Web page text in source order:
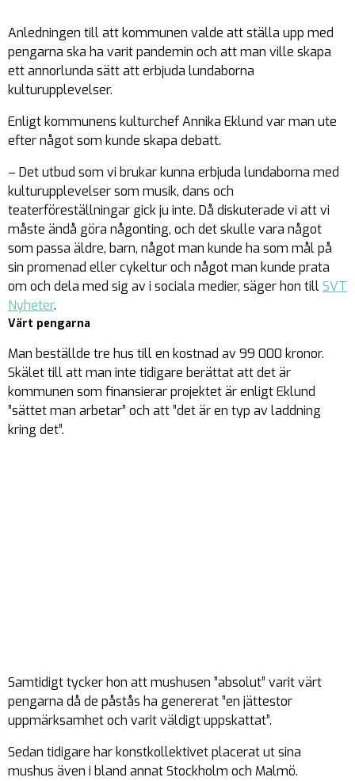
Anledningen till att kommunen valde att ställa upp med
pengarna ska ha varit pandemin och att man ville skapa
ett annorlunda sätt att erbjuda lundaborna
kulturupplevelser.
Enligt kommunens kulturchef Annika Eklund var man ute
efter något som kunde skapa debatt.
– Det utbud som vi brukar kunna erbjuda lundaborna med
kulturupplevelser som musik, dans och
teaterföreställningar gick ju inte. Då diskuterade vi att vi
måste ändå göra någonting, och det skulle vara något
som passa äldre, barn, något man kunde ha som mål på
sin promenad eller cykeltur och något man kunde prata
om och dela med sig av i sociala medier, säger hon tillSVT
Nyheter.
Värt pengarna
Man beställde tre hus till en kostnad av 99 000 kronor.
Skälet till att man inte tidigare berättat att det är
kommunen som finansierar projektet är enligt Eklund
”sättet man arbetar” och att ”det är en typ av laddning
kring det”.
Samtidigt tycker hon att mushusen ”absolut” varit värt
pengarna då de påstås ha genererat ”en jättestor
uppmärksamhet och varit väldigt uppskattat”.
Sedan tidigare har konstkollektivet placerat ut sina
mushus även i bland annat Stockholm och Malmö.